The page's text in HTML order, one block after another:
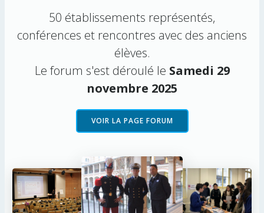
50 établissements représentés,
conférences et rencontres avec des anciens
élèves.
Le forum s'est déroulé le Samedi 29
novembre 2025
VOIR LA PAGE FORUM